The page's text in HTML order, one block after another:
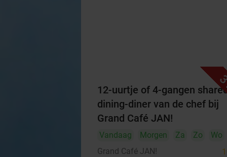
12-uurtje of 4-gangen
dining-diner van de chef bij
Grand Café JAN!
Vandaag Morgen Za Zo
Wo
Grand Café JAN!